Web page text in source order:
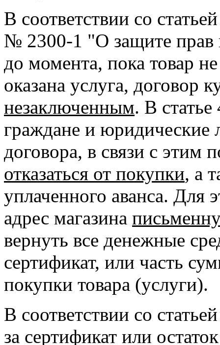
В соответствии со
№ 2300-1 "О защите прав
до момента, пока товар
оказана услуга, договор
незаключенным. В
граждане и юридические
договора, в связи с этим
отказаться от покупки, а
уплаченного аванса. Для
адрес магазина
вернуть все денежные
сертификат, или часть
покупки товара (услуги).
В соответствии со
за сертификат или